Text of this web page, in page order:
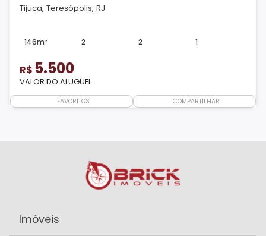
Tijuca, Teresópolis, RJ
146m² 2 2 1
R$ 5.500
VALOR DO ALUGUEL
FAVORITOS COMPARTILHAR
Imóveis